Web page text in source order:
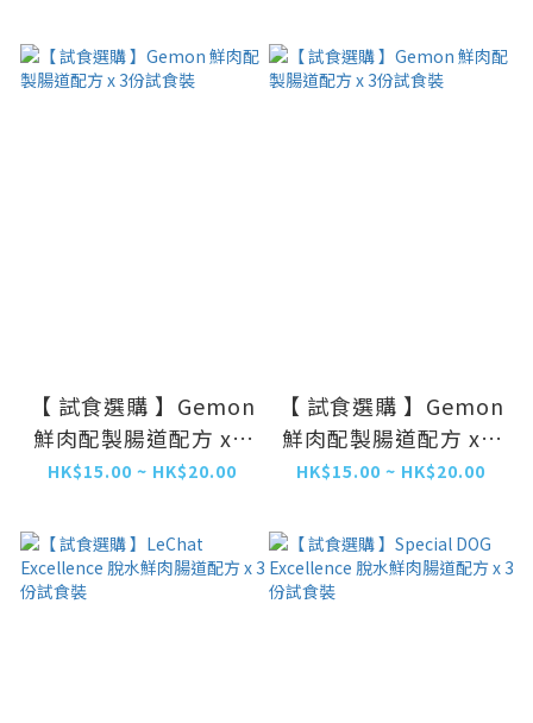
【 試食選購 】Gemon
鮮肉配製腸道配方 x 3
份試食裝
HK$15.00 ~ HK$20.00
【 試食選購 】Gemon
鮮肉配製腸道配方 x 3
份試食裝
HK$15.00 ~ HK$20.00